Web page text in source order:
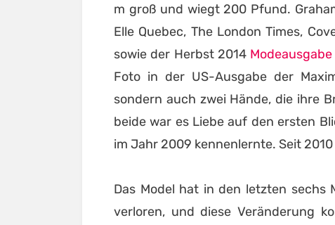
m groß und wiegt 200 Pfund.
Elle Quebec, The London Times,
sowie der Herbst 2014 Modeausgabe
Foto in der US-Ausgabe der
sondern auch zwei Hände, die ihre
beide war es Liebe auf den ersten
im Jahr 2009 kennenlernte. Seit
Das Model hat in den letzten sechs
verloren, und diese Veränderung